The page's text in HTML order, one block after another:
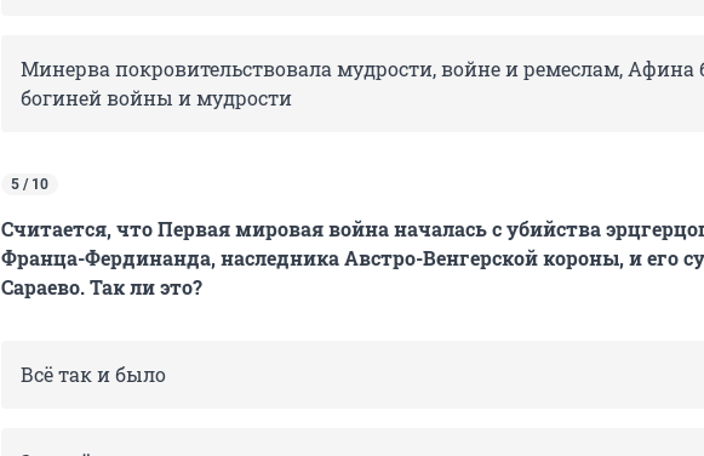
Минерва покровительствовала мудрости, войне и ремеслам, Афина
богиней войны и мудрости
5 / 10
Считается, что Первая мировая война началась с убийства
Франца-Фердинанда, наследника Австро-Венгерской короны, и его
Сараево. Так ли это?
Всё так и было